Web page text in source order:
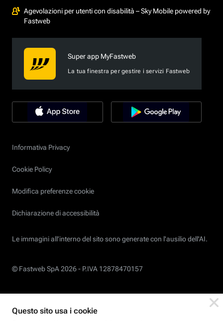
Agevolazioni per utenti con disabilità – Sky Mobile powered by
Fastweb
Super app MyFastweb
La tua finestra per gestire i servizi Fastweb
Informativa Privacy
Cookie Policy
Modifica preferenze cookie
Dichiarazione di accessibilità
Le immagini all’interno del sito sono generate con l'ausilio dell'AI.
© Fastweb SpA 2026 - P.IVA 12878470157